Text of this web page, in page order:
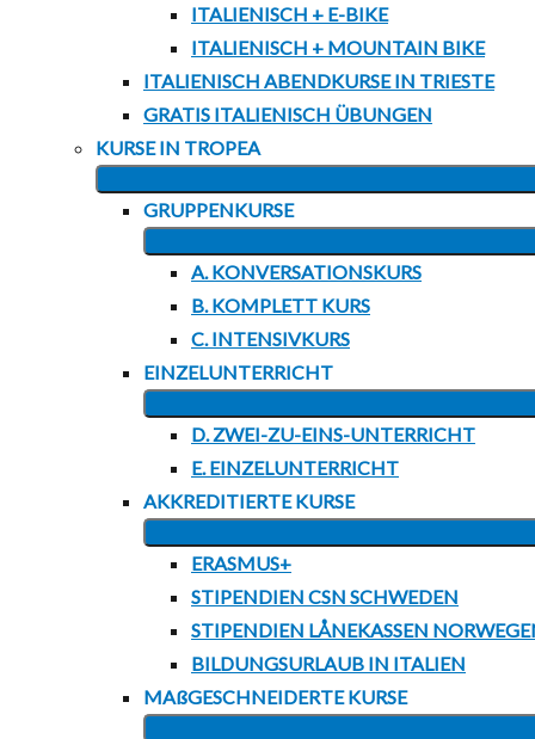
ITALIENISCH + E-BIKE
ITALIENISCH + MOUNTAIN BIKE
ITALIENISCH ABENDKURSE IN TRIESTE
GRATIS ITALIENISCH ÜBUNGEN
KURSE IN TROPEA
GRUPPENKURSE
A. KONVERSATIONSKURS
B. KOMPLETT KURS
C. INTENSIVKURS
EINZELUNTERRICHT
D. ZWEI-ZU-EINS-UNTERRICHT
E. EINZELUNTERRICHT
AKKREDITIERTE KURSE
ERASMUS+
STIPENDIEN CSN SCHWEDEN
STIPENDIEN LÅNEKASSEN
BILDUNGSURLAUB IN ITALIEN
MAßGESCHNEIDERTE KURSE